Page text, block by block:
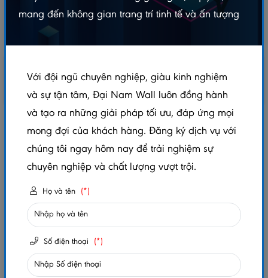
TẤM ỐP THAN TRE VÂN GỖ – P86
5.0/5 (1 đánh giá) | 0 đã bán
Xem thêm thuộc tính sản phẩm
Trạng thái: Còn hàng
Số lần xem: 321
mang đến không gian trang trí tinh tế và ấn tượng
Với đội ngũ chuyên nghiệp, giàu kinh nghiệm
và sự tận tâm, Đại Nam Wall luôn đồng hành
và tạo ra những giải pháp tối ưu, đáp ứng mọi
mong đợi của khách hàng. Đăng ký dịch vụ với
chúng tôi ngay hôm nay để trải nghiệm sự
chuyên nghiệp và chất lượng vượt trội.
Họ và tên (*)
Số điện thoại (*)